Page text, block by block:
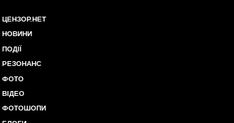
ЦЕНЗОР.НЕТ
НОВИНИ
ПОДІЇ
РЕЗОНАНС
ФОТО
ВІДЕО
ФОТОШОПИ